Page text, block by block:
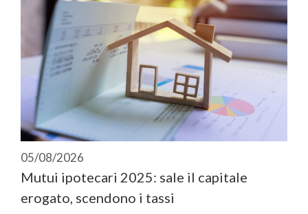
05/08/2026
Mutui ipotecari 2025: sale il capitale
erogato, scendono i tassi